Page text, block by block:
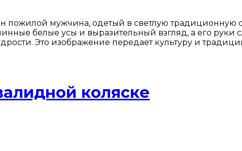
пожилой мужчина, одетый в светлую традиционную
белые усы и выразительный взгляд, а его
Это изображение передает культуру и
коляске